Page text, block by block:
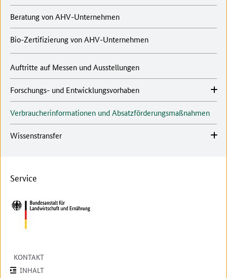
Beratung von AHV-Unternehmen
Bio-Zertifizierung von AHV-Unternehmen
Auftritte auf Messen und Ausstellungen
Forschungs- und Entwicklungsvorhaben
Verbraucherinformationen und Absatzförderungsmaßnahmen
Wissenstransfer
Service
KONTAKT
INHALT